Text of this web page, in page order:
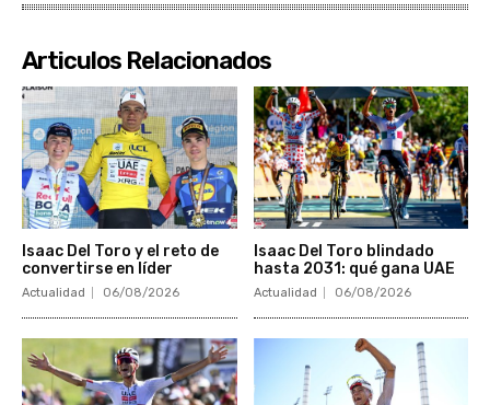
Articulos Relacionados
Isaac Del Toro y el reto de
convertirse en líder
Actualidad 06/08/2026
Isaac Del Toro blindado
hasta 2031: qué gana UAE
Actualidad 06/08/2026